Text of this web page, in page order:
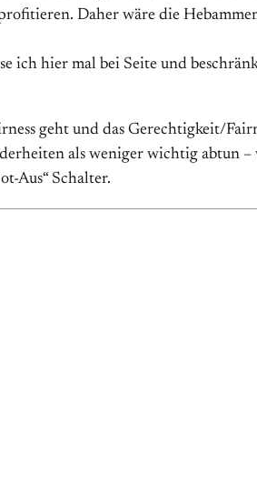
Daher wäre die
ich hier mal bei Seite und
geht und das Gerechtigkeit/
als weniger wichtig abtun –
Aus“ Schalter.